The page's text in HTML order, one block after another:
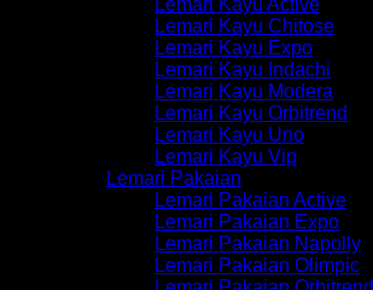
Lemari Kayu Active
Lemari Kayu Chitose
Lemari Kayu Expo
Lemari Kayu Indachi
Lemari Kayu Modera
Lemari Kayu Orbitrend
Lemari Kayu Uno
Lemari Kayu Vip
Lemari Pakaian
Lemari Pakaian Active
Lemari Pakaian Expo
Lemari Pakaian Napolly
Lemari Pakaian Olimpic